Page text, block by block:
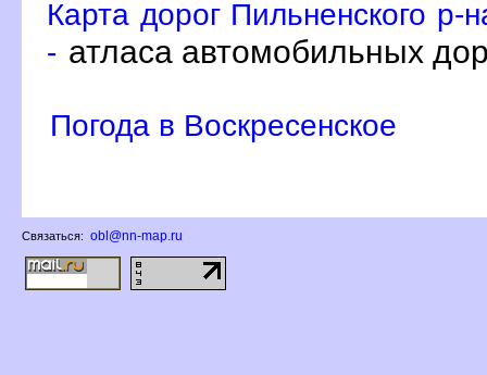
Карта дорог Пильненского р-
- атласа автомобильных
Погода в Воскресенское
Связаться: obl@nn-map.ru